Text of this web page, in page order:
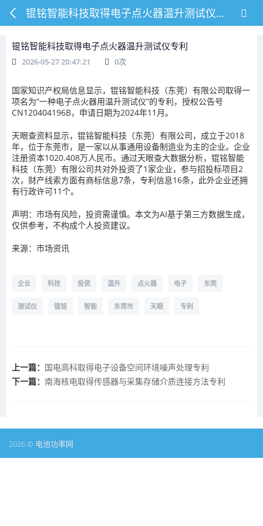
锟铭智能科技取得电子点火器温升测试仪专利
锟铭智能科技取得电子点火器温升测试仪专利
2026-05-27 20:47:21 0次
国家知识产权局信息显示，锟铭智能科技（东莞）有限公司取得一
项名为“一种电子点火器用温升测试仪”的专利，授权公告号
CN120404196B，申请日期为2024年11月。
天眼查资料显示，锟铭智能科技（东莞）有限公司，成立于2018
年，位于东莞市，是一家以从事通用设备制造业为主的企业。企业
注册资本1020.408万人民币。通过天眼查大数据分析，锟铭智能
科技（东莞）有限公司共对外投资了1家企业，参与招投标项目2
次，财产线索方面有商标信息7条，专利信息16条，此外企业还拥
有行政许可11个。
声明：市场有风险，投资需谨慎。本文为AI基于第三方数据生成，
仅供参考，不构成个人投资建议。
来源：市场资讯
企业 科技 投资 温升 点火器 电子 东莞
测试仪 锟铭 智能 东莞市 天眼 专利
上一篇： 国电高科取得电子设备空间环境噪声处理专利
下一篇： 南海核电取得传感器与采集存储介质连接方法专利
2026 © 电池功率网